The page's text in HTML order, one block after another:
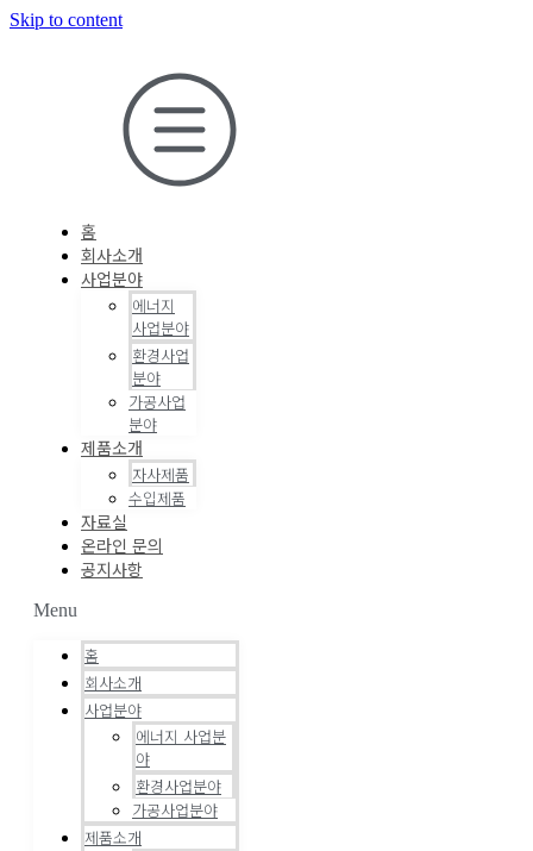
Skip to content
홈
회사소개
사업분야
에너지
사업분야
환경사업
분야
가공사업
분야
제품소개
자사제품
수입제품
자료실
온라인 문의
공지사항
Menu
홈
회사소개
사업분야
에너지 사업분
야
환경사업분야
가공사업분야
제품소개